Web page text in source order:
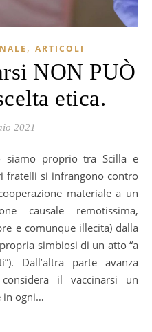
, ARTICOLI
NON PUÒ
etica.
2021
fratelli si infrangono contro
materiale a un
causale remotissima,
e comunque illecita) dalla
simbiosi di un atto “a
Dall’altra parte avanza
considera il vaccinarsi un
in ogni…